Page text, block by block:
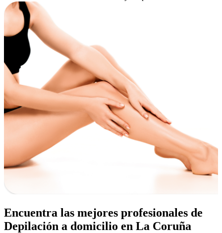
Encuentra las mejores profesionales de
Depilación a domicilio en La Coruña